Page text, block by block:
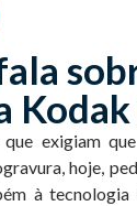
exigiam
hoje,
à tecnologia